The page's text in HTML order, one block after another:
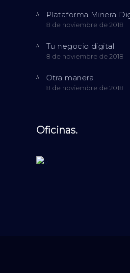
Plataforma Minera
8 de noviembre de 2018
Tu negocio digital
8 de noviembre de 2018
Otra manera
8 de noviembre de 2018
Oficinas.